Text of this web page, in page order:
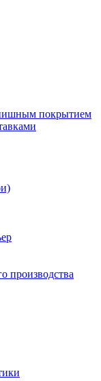
покрытием
производства